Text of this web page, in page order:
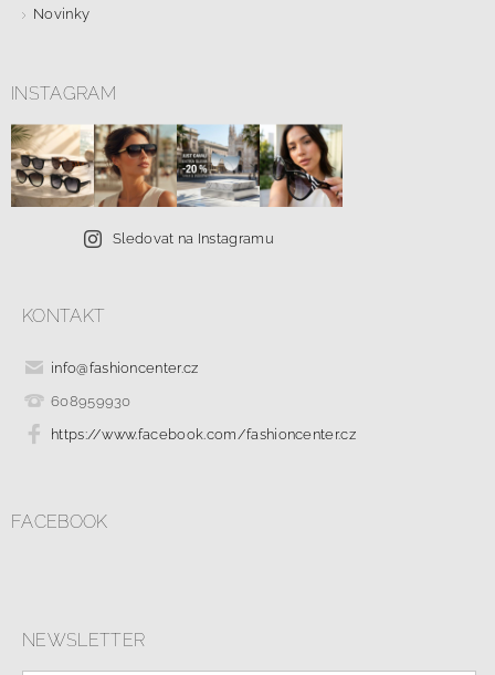
Novinky
INSTAGRAM
Sledovat na Instagramu
KONTAKT
info@fashioncenter.cz
608959930
https://www.facebook.com/fashioncenter.cz
FACEBOOK
NEWSLETTER